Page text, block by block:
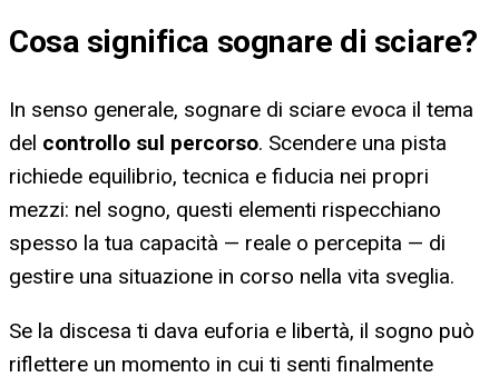
Cosa significa sognare di sciare?
In senso generale, sognare di sciare evoca il tema
del controllo sul percorso. Scendere una pista
richiede equilibrio, tecnica e fiducia nei propri
mezzi: nel sogno, questi elementi rispecchiano
spesso la tua capacità — reale o percepita — di
gestire una situazione in corso nella vita sveglia.
Se la discesa ti dava euforia e libertà, il sogno può
riflettere un momento in cui ti senti finalmente